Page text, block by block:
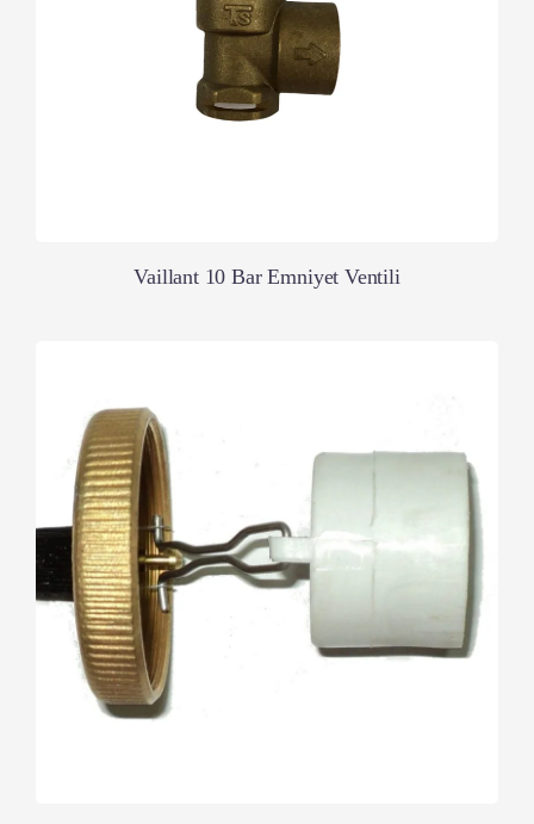
Vaillant 10 Bar Emniyet Ventili